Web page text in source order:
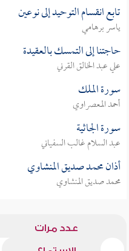
تابع انقسام التوحيد إلى نوعين
ياسر برهامي
حاجتنا إلى التمسك بالعقيدة
علي عبد الخالق القرني
سورة الملك
أحمد المعصراوي
سورة الجاثية
عبد السلام غالب السفياني
أذان محمد صديق المنشاوي
محمد صديق المنشاوي
عدد مرات